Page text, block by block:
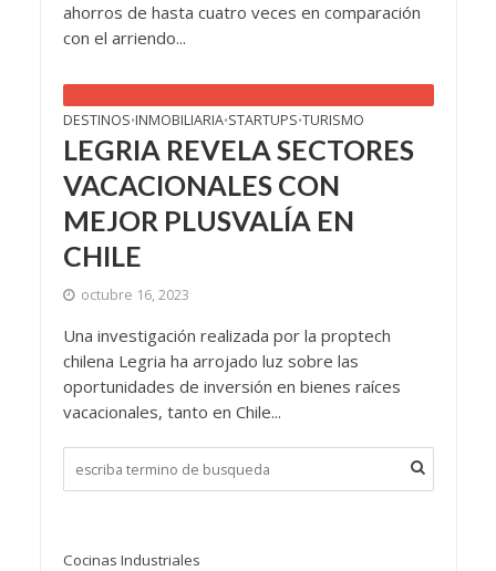
ahorros de hasta cuatro veces en comparación
con el arriendo...
DESTINOS•INMOBILIARIA•STARTUPS•TURISMO
LEGRIA REVELA SECTORES
VACACIONALES CON
MEJOR PLUSVALÍA EN
CHILE
octubre 16, 2023
Una investigación realizada por la proptech
chilena Legria ha arrojado luz sobre las
oportunidades de inversión en bienes raíces
vacacionales, tanto en Chile...
Cocinas Industriales